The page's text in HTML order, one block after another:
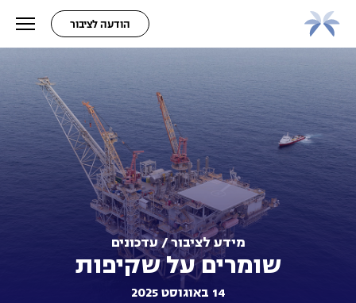
הודעה לציבור
מידע לציבור / עדכונים
שומרים על שקיפות
14 באוגוסט 2025